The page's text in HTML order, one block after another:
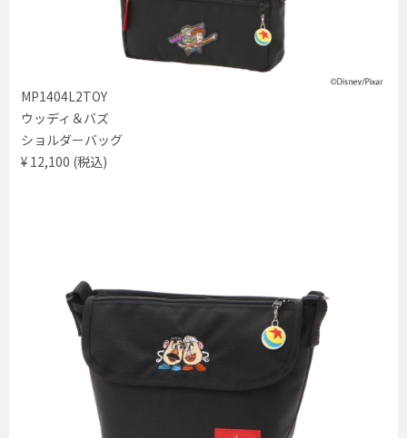
MP1404L2TOY
ウッディ＆バズ
ショルダーバッグ
¥ 12,100 (税込)